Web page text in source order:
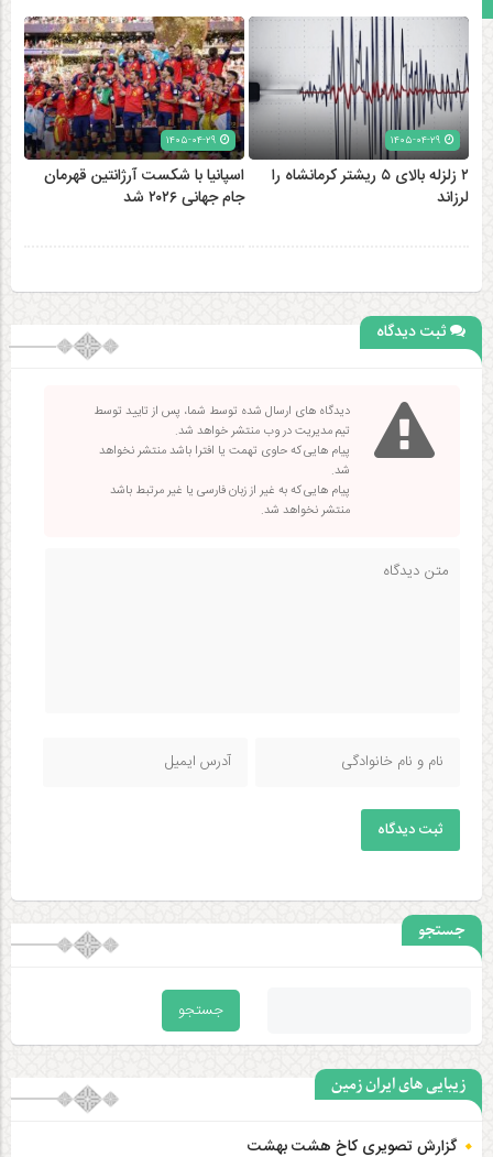
۲ زلزله‌ بالای ۵ ریشتر کرمانشاه را
لرزاند
اسپانیا با شکست آرژانتین قهرمان
جام جهانی ۲۰۲۶ شد
ثبت دیدگاه
دیدگاه های ارسال شده توسط شما، پس از تایید توسط
تیم مدیریت در وب منتشر خواهد شد.
پیام هایی که حاوی تهمت یا افترا باشد منتشر نخواهد
شد.
پیام هایی که به غیر از زبان فارسی یا غیر مرتبط باشد
منتشر نخواهد شد.
ثبت دیدگاه
جستجو
زیبایی های ایران زمین
گزارش تصویری کاخ هشت‌ بهشت